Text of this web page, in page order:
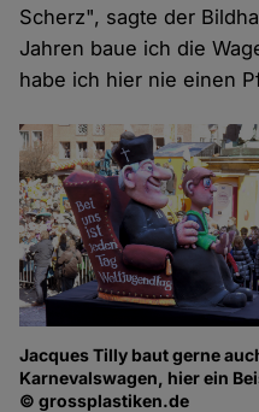
Scherz", sagte der
Jahren baue ich die
habe ich hier nie einen
Jacques Tilly baut gerne
Karnevalswagen, hier ein
© grossplastiken.de